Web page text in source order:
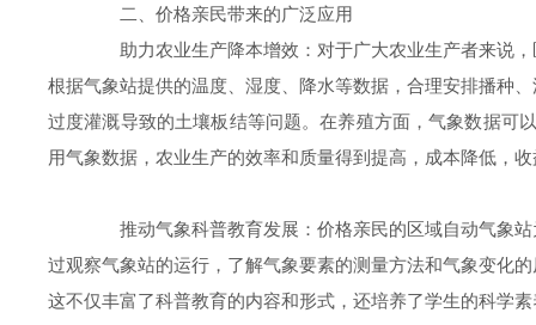
二、价格亲民带来的广泛应用
助力农业生产降本增效：对于广大农业生产者来说，
根据气象站提供的温度、湿度、降水等数据，合理安排播种
过度灌溉导致的土壤板结等问题。在养殖方面，气象数据可
用气象数据，农业生产的效率和质量得到提高，成本降低，
推动气象科普教育发展：价格亲民的区域自动气象站
过观察气象站的运行，了解气象要素的测量方法和气象变化
这不仅丰富了科普教育的内容和形式，还培养了学生的科学